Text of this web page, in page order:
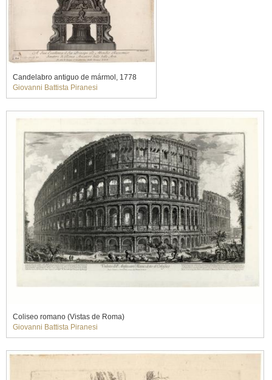
Candelabro antiguo de mármol, 1778
Giovanni Battista Piranesi
Coliseo romano (Vistas de Roma)
Giovanni Battista Piranesi